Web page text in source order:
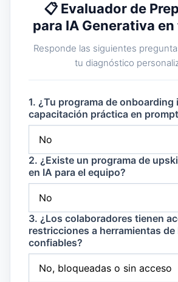
📋 Evaluador de
para IA Generativa
Responde las siguientes
tu diagnóstico
1. ¿Tu programa de onboarding
capacitación práctica en
2. ¿Existe un programa de
en IA para el equipo?
3. ¿Los colaboradores tienen
restricciones a herramientas de
confiables?